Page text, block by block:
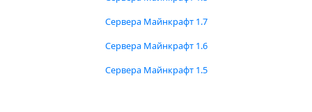
Сервера Майнкрафт 1.7
Сервера Майнкрафт 1.6
Сервера Майнкрафт 1.5